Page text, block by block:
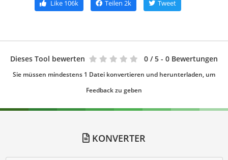
Like 106k Teilen 2k Tweet
Dieses Tool bewerten 0 / 5 - 0 Bewertungen
Sie müssen mindestens 1 Datei konvertieren und herunterladen, um
Feedback zu geben
KONVERTER